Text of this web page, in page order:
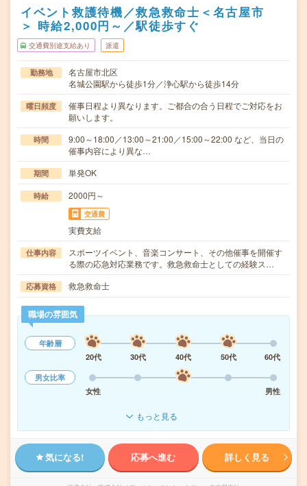
イベント救護待機／救急救命士＜名古屋市
＞ 時給2,000円～／駅徒歩すぐ
交通費別途支給あり 派遣
勤務地
名古屋市北区
名城公園駅から徒歩1分／浄心駅から徒歩14分
曜日頻度
催事日程より異なります。ご都合の合う日程でご対応をお
願いします。
時間
9:00～18:00／13:00～21:00／15:00～22:00 など、当日の
催事内容により異な…
期間 単発OK
時給 2000円～
交通費
実費支給
仕事内容
スポーツイベント、音楽コンサート、その他催事を開催す
る際の応急対応業務です。救急救命士としての経験ス…
応募資格 救急救命士
職場の雰囲気
年齢層
20代
30代 40代 50代
60代
男女比率
女性
男性
もっと見る
気になる! 応募へ進む 詳しく見る